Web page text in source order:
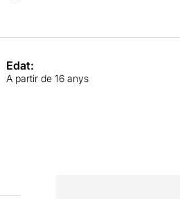
Edat:
A partir de 16 anys